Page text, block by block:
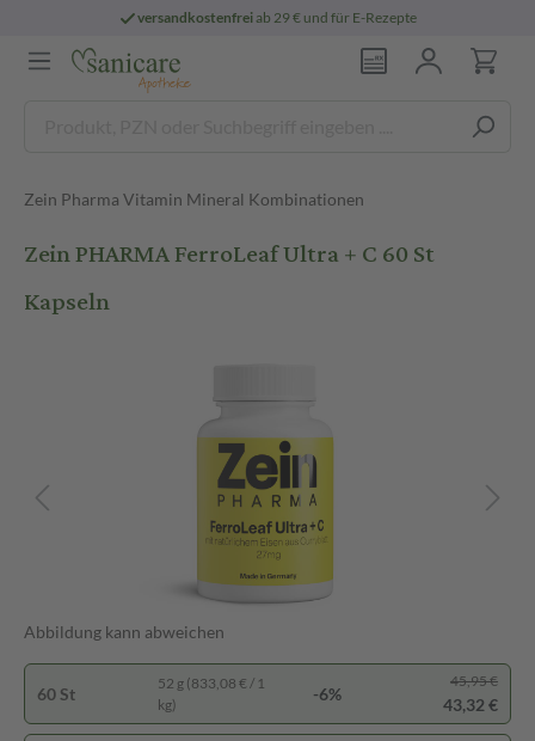
versandkostenfreiab 29 € und für E-Rezepte
Zein Pharma Vitamin Mineral Kombinationen
Zein PHARMA FerroLeaf Ultra + C 60 St
Kapseln
Abbildung kann abweichen
60 St
52 g (833,08 € / 1
kg)
-6%
45,95 €
43,32 €